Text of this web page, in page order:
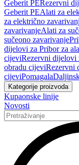
Geberit PERezervni
Geberit PEAlati za
za električno
zavarivanjeAlati za
sučeono zavarivanje
dijelovi za Pribor za
cijeviRezervni dijelovi
obradu cijeviRezervni
cijeviPomagala
Kategorije proizvoda
Kupaonske linije
Novosti